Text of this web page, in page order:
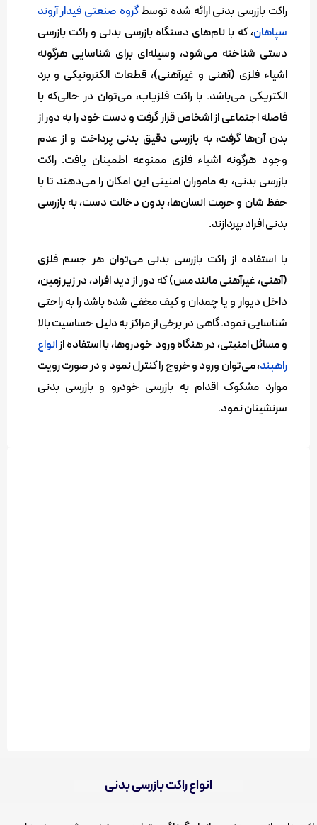
راکت بازرسی بدنی ارائه شده توسطگروه صنعتی فیدار آروند
سپاهان، که با نام‌های دستگاه بازرسی بدنی و راکت بازرسی
دستی شناخته می‌شود، وسیله‌ای برای شناسایی هرگونه
اشیاء فلزی (آهنی و غیرآهنی)، قطعات الکترونیکی و برد
الکتریکی می‌باشد. با راکت فلزیاب، می‌توان در حالی‌که با
فاصله اجتماعی از اشخاص قرار گرفت و دست خود را به دور از
بدن آن‌ها گرفت، به بازرسی دقیق بدنی پرداخت و از عدم
وجود هرگونه اشیاء فلزی ممنوعه اطمینان یافت. راکت
بازرسی بدنی، به ماموران امنیتی این امکان را می‌دهند تا با
حفظ شان و حرمت انسان‌ها، بدون دخالت دست، به بازرسی
بدنی افراد بپردازند.
با استفاده از راکت بازرسی بدنی می‌توان هر جسم فلزی
(آهنی، غیرآهنی مانند مس) که دور از دید افراد، در زیر زمین،
داخل دیوار و یا چمدان و کیف مخفی شده باشد را به راحتی
شناسایی نمود. گاهی در برخی از مراکز به دلیل حساسیت بالا
و مسائل امنیتی، در هنگاه ورود خودروها، با استفاده ازانواع
راهبند، می‌توان ورود و خروج را کنترل نمود و در صورت رویت
موارد مشکوک اقدام به بازرسی خودرو و بازرسی بدنی
سرنشینان نمود.
انواع راکت بازرسی بدنی